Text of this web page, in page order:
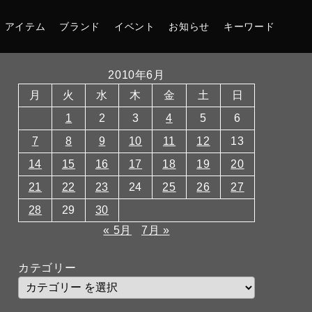
アイテム ブランド イベント お知らせ キーワード
2010年6月
月
火 水 木 金 土
日
1
2 3 4 5
6
7
8 9 10 11 12
13
14
15 16 17 18 19
20
21
22 23 24 25 26
27
28
29
30
« 5月
7月 »
カテゴリー